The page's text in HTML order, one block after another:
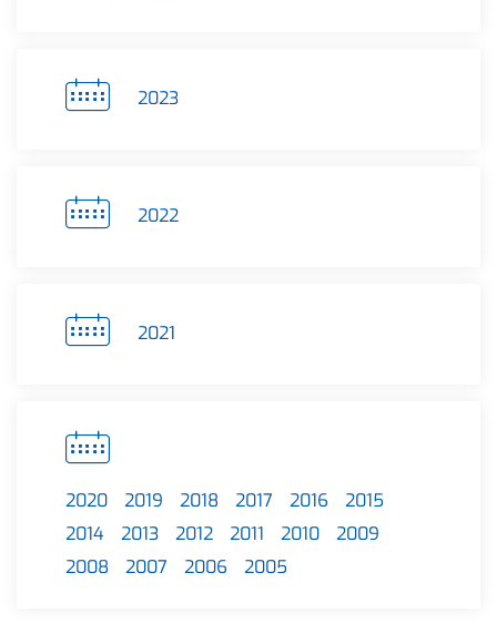
2023
2022
2021
2020 2019 2018 2017 2016
2015
2014
2013 2012 2011 2010
2009
2008
2007 2006 2005